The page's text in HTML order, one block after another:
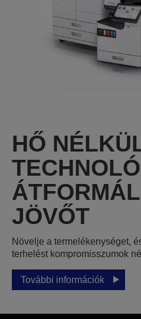
HŐ
JÖVŐT
Növelje a termelékenységet,
terhelést kompromisszumok
További információk